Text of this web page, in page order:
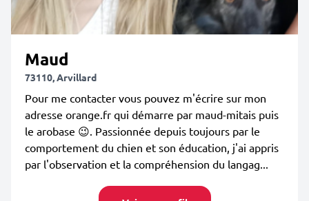
Maud
73110, Arvillard
Pour me contacter vous pouvez m'écrire sur mon
adresse orange.fr qui démarre par maud-mitais puis
le arobase 😉. Passionnée depuis toujours par le
comportement du chien et son éducation, j'ai appris
par l'observation et la compréhension du langag...